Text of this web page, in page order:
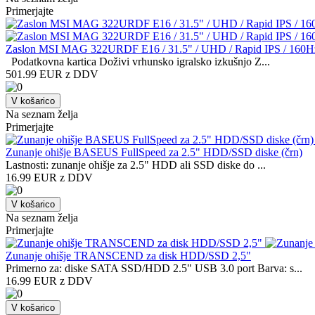
Primerjajte
Zaslon MSI MAG 322URDF E16 / 31.5" / UHD / Rapid IPS /
Podatkovna kartica Doživi vrhunsko igralsko izkušnjo Z...
501.99 EUR z DDV
V košarico
Na seznam želja
Primerjajte
Zunanje ohišje BASEUS FullSpeed za 2.5" HDD/SSD diske (črn)
Lastnosti: zunanje ohišje za 2.5" HDD ali SSD diske do ...
16.99 EUR z DDV
V košarico
Na seznam želja
Primerjajte
Zunanje ohišje TRANSCEND za disk HDD/SSD 2,5"
Primerno za: diske SATA SSD/HDD 2.5" USB 3.0 port Barva: s...
16.99 EUR z DDV
V košarico